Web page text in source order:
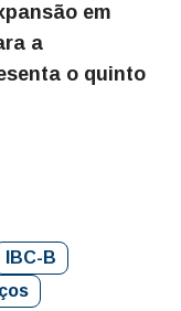
em
a
o quinto
IBC-B